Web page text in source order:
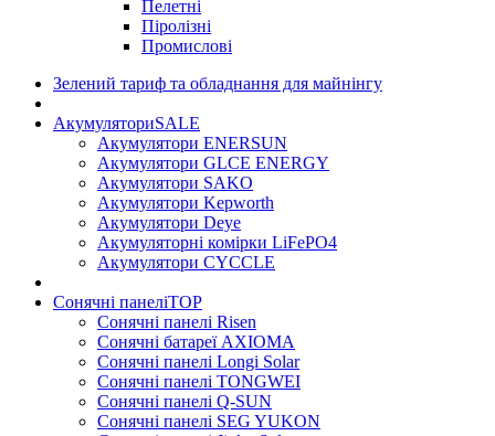
Пелетні
Піролізні
Промислові
Зелений тариф та обладнання для майнінгу
АкумуляториSALE
Акумулятори ENERSUN
Акумулятори GLCE ENERGY
Акумулятори SAKO
Акумулятори Kepworth
Акумулятори Deye
Акумуляторні комірки LiFePO4
Акумулятори CYCCLE
Сонячні панеліTOP
Сонячні панелі Risen
Сонячні батареї AXIOMA
Сонячні панелі Longi Solar
Сонячні панелі TONGWEI
Сонячні панелі Q-SUN
Сонячні панелі SEG YUKON